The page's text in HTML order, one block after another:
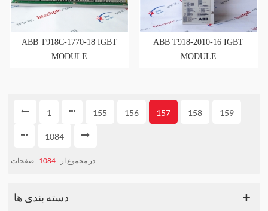
ABB T918C-1770-18 IGBT
MODULE
ABB T918-2010-16 IGBT
MODULE
1 155 156 157 158 159
1084
در مجموع از 1084 صفحات
دسته بندی ها